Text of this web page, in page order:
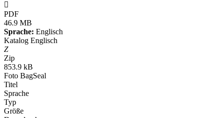

PDF
46.9 MB
Sprache: Englisch
Katalog Englisch
Z
Zip
853.9 kB
Foto BagSeal
Titel
Sprache
Typ
Größe